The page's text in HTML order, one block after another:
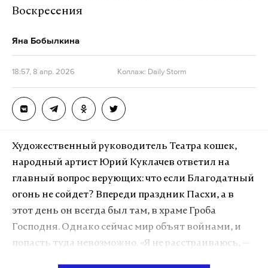
позже.
— А знаменитые мечети?
состоянии и раньше, — Джума-мечеть в селе
Кумух. Это объект культурного наследия России
федерального значения. Однако доступ туда пока
затруднен. Ее состояние, возможно, могло
ухудшиться. Хотя нельзя сказать, что она
повреждена или обрушилась.
Воскресения
Яна Бобылкина
18:57, 8 апр. 2026 Коллаж: Daily Storm
Художественный руководитель Театра кошек,
народный артист Юрий Куклачев ответил на
главный вопрос верующих: что если Благодатный
огонь не сойдет? Впереди праздник Пасхи, а в
этот день он всегда был там, в храме Гроба
Господня. Однако сейчас мир объят войнами, и
попасть туда невозможно. «Я не расстраиваюсь, —